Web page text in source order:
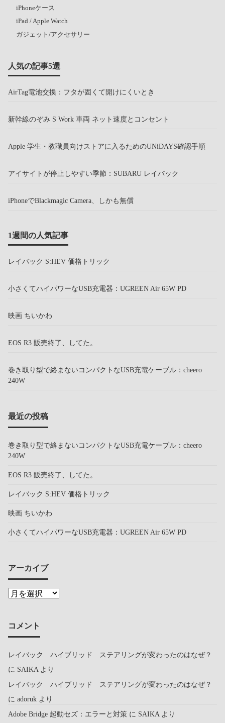
iPhoneケース
iPad / Apple Watch
ガジェット/アクセサリー
人気の記事5選
AirTag電池交換：フタが固くて開けにくいとき
新幹線のぞみ S Work 車両 ネット速度とコンセント
Apple 学生・教職員向けストアに入るためのUNiDAYS確認手順
アイサイトが停止しやすい季節：SUBARU レイバック
iPhoneでBlackmagic Camera、しかも無償
1週間の人気記事
レイバック S:HEV 価格トリック
小さくてハイパワーなUSB充電器：UGREEN Air 65W PD
映画 ちいかわ
EOS R3 販売終了、してた。
巻き取り型で絡まないコンパクトなUSB充電ケーブル：cheero
240W
最近の投稿
巻き取り型で絡まないコンパクトなUSB充電ケーブル：cheero
240W
EOS R3 販売終了、してた。
レイバック S:HEV 価格トリック
映画 ちいかわ
小さくてハイパワーなUSB充電器：UGREEN Air 65W PD
アーカイブ
コメント
レイバック ハイブリッド ステアリングが変わったのはなぜ？
に SAIKA より
レイバック ハイブリッド ステアリングが変わったのはなぜ？
に adoruk より
Adobe Bridge 起動セズ：エラーと対策 に SAIKA より